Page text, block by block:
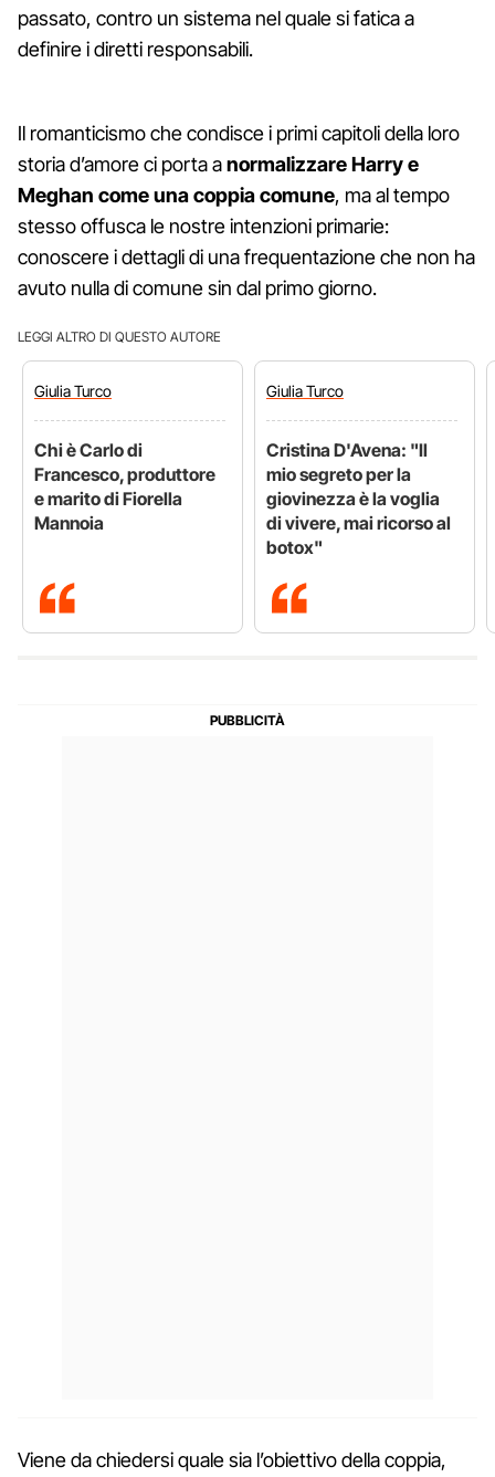
passato, contro un sistema nel quale si fatica a
definire i diretti responsabili.
Il romanticismo che condisce i primi capitoli della loro
storia d’amore ci porta anormalizzare Harry e
Meghan come una coppia comune, ma al tempo
stesso offusca le nostre intenzioni primarie:
conoscere i dettagli di una frequentazione che non ha
avuto nulla di comune sin dal primo giorno.
LEGGI ALTRO DI QUESTO AUTORE
GiuliaTurco
Chi è Carlo di
Francesco, produttore
e marito di Fiorella
Mannoia
GiuliaTurco
Cristina D'Avena: "Il
mio segreto per la
giovinezza è la voglia
di vivere, mai ricorso al
botox"
Viene da chiedersi quale sia l’obiettivo della coppia,